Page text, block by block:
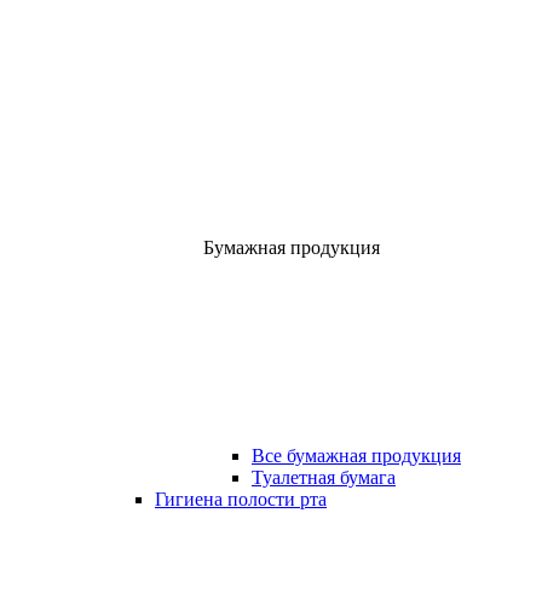
Бумажная продукция
Все бумажная продукция
Туалетная бумага
Гигиена полости рта